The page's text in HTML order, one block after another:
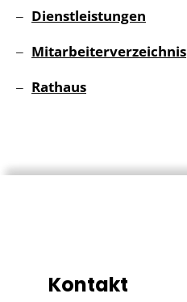
Dienstleistungen
Mitarbeiterverzeichnis
Rathaus
Kontakt